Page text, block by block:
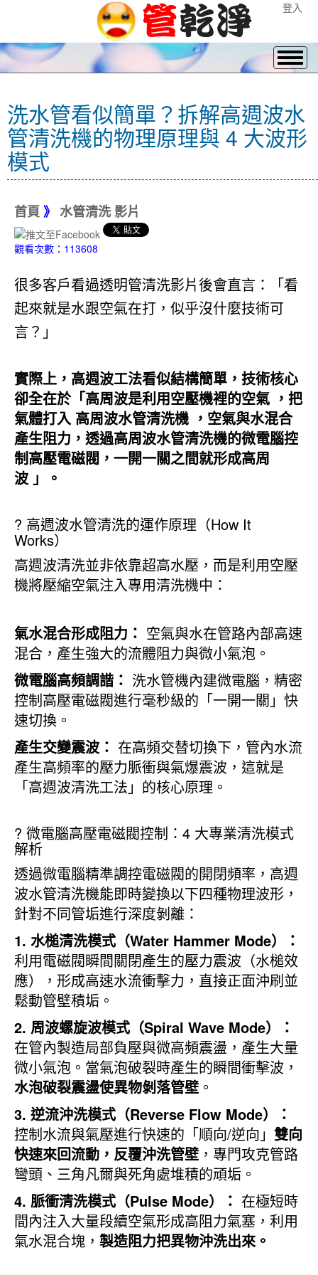
登入
洗水管看似簡單？拆解高週波水
管清洗機的物理原理與 4 大波形
模式
首頁 》 水管清洗 影片
觀看次數：113608
很多客戶看過透明管清洗影片後會直言：「看
起來就是水跟空氣在打，似乎沒什麼技術可
言？」
實際上，高週波工法看似結構簡單，技術核心
卻全在於「高周波是利用空壓機裡的空氣 ，把
氣體打入 高周波水管清洗機 ，空氣與水混合
產生阻力，透過高周波水管清洗機的微電腦控
制高壓電磁閥，一開一關之間就形成高周
波 」。
? 高週波水管清洗的運作原理（How It
Works）
高週波清洗並非依靠超高水壓，而是利用空壓
機將壓縮空氣注入專用清洗機中：
氣水混合形成阻力： 空氣與水在管路內部高速
混合，產生強大的流體阻力與微小氣泡。
微電腦高頻調諧： 洗水管機內建微電腦，精密
控制高壓電磁閥進行毫秒級的「一開一關」快
速切換。
產生交變震波： 在高頻交替切換下，管內水流
產生高頻率的壓力脈衝與氣爆震波，這就是
「高週波清洗工法」的核心原理。
?️ 微電腦高壓電磁閥控制：4 大專業清洗模式
解析
透過微電腦精準調控電磁閥的開閉頻率，高週
波水管清洗機能即時變換以下四種物理波形，
針對不同管垢進行深度剝離：
1. 水槌清洗模式（Water Hammer Mode）：
利用電磁閥瞬間關閉產生的壓力震波（水槌效
應），形成高速水流衝擊力，直接正面沖刷並
鬆動管壁積垢。
2. 周波螺旋波模式（Spiral Wave Mode）：
在管內製造局部負壓與微高頻震盪，產生大量
微小氣泡。當氣泡破裂時產生的瞬間衝擊波，
水泡破裂震盪使異物剝落管壁 。
3. 逆流沖洗模式（Reverse Flow Mode）：
控制水流與氣壓進行快速的「順向/逆向」 雙向
快速來回流動，反覆沖洗管壁 ，專門攻克管路
彎頭、三角凡爾與死角處堆積的頑垢。
4. 脈衝清洗模式（Pulse Mode）： 在極短時
間內注入大量段續空氣形成高阻力氣塞，利用
氣水混合塊， 製造阻力把異物沖洗出來。